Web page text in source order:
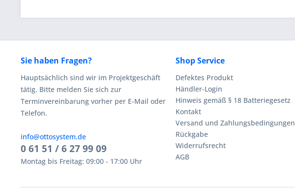
Sie haben Fragen?
Hauptsächlich sind wir im Projektgeschäft
tätig. Bitte melden Sie sich zur
Terminvereinbarung vorher per E-Mail oder
Telefon.
info@ottosystem.de
0 61 51 / 6 27 99 09
Montag bis Freitag: 09:00 - 17:00 Uhr
Shop Service
Defektes Produkt
Händler-Login
Hinweis gemäß § 18 Batteriegesetz
Kontakt
Versand und Zahlungsbedingungen
Rückgabe
Widerrufsrecht
AGB